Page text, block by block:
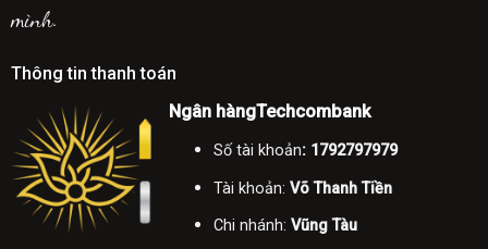
mình.
Thông tin thanh toán
Ngân hàngTechcombank
Số tài khoản: 1792797979
Tài khoản: Võ Thanh Tiền
Chi nhánh: Vũng Tàu